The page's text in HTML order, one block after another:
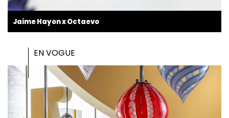
Jaime Hayon x Octaevo
EN VOGUE